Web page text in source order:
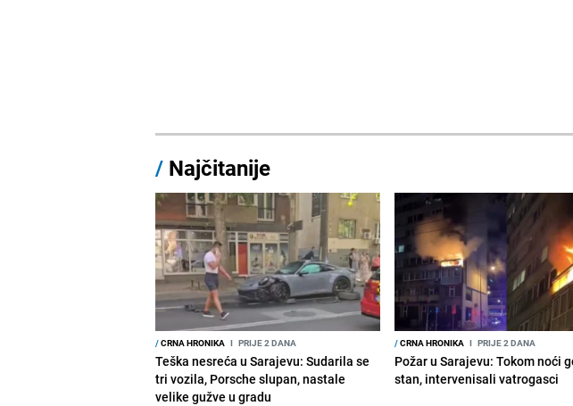
/ Najčitanije
/CRNA HRONIKA I PRIJE 2 DANA
Teška nesreća u Sarajevu: Sudarila se
tri vozila, Porsche slupan, nastale
velike gužve u gradu
/CRNA HRONIKA I PRIJE 2 DANA
Požar u Sarajevu: Tokom noći
stan, intervenisali vatrogasci